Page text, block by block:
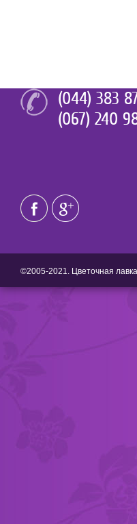
(044) 383
(067) 240
©2005-2021. Цветочная